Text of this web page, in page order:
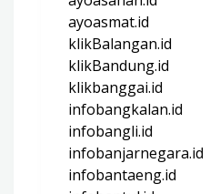
ayoasmat.id
klikBalangan.id
klikBandung.id
klikbanggai.id
infobangkalan.id
infobangli.id
infobanjarnegara.id
infobantaeng.id